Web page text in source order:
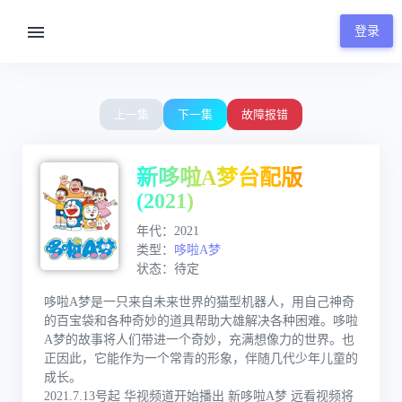
登录
上一集 下一集 故障报错
新哆啦A梦台配版
(2021)
年代：2021
类型： 哆啦A梦
状态：待定
哆啦A梦是一只来自未来世界的猫型机器人，用自己神奇
的百宝袋和各种奇妙的道具帮助大雄解决各种困难。哆啦
A梦的故事将人们带进一个奇妙，充满想像力的世界。也
正因此，它能作为一个常青的形象，伴随几代少年儿童的
成长。
2021.7.13号起 华视频道开始播出 新哆啦A梦 远看视频将